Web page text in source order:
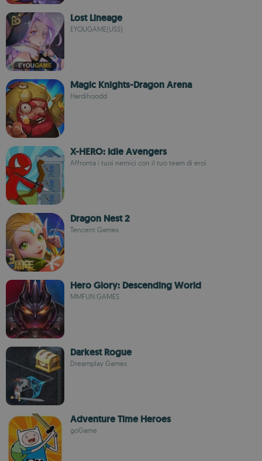
Lost Lineage
EYOUGAME(USS)
Magic Knights-Dragon Arena
Hardihoodd
X-HERO: Idle Avengers
Affronta i tuoi nemici con il tuo team di eroi
Dragon Nest 2
Tencent Games
Hero Glory: Descending World
MMFUN GAMES
Darkest Rogue
Dreamplay Games
Adventure Time Heroes
goGame